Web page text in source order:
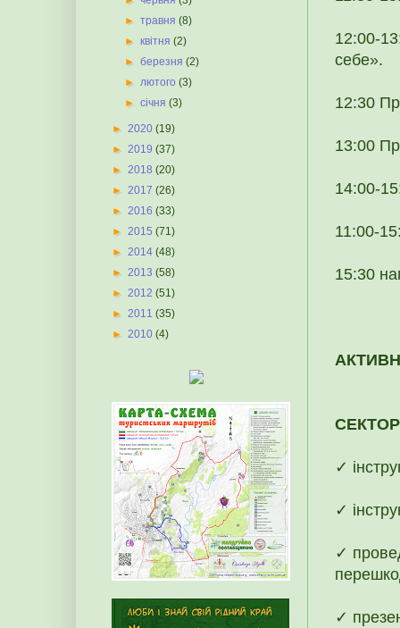
12:00-
себе».
12:30
13:00
14:00-
11:00-
15:30
✓
✓
✓
✓
►травня(8)
►квітня(2)
►березня(2)
►лютого(3)
►січня(3)
► 2020 (19)
► 2019 (37)
► 2018 (20)
► 2017 (26)
► 2016 (33)
► 2015 (71)
► 2014 (48)
► 2013 (58)
► 2012 (51)
► 2011 (35)
► 2010 (4)